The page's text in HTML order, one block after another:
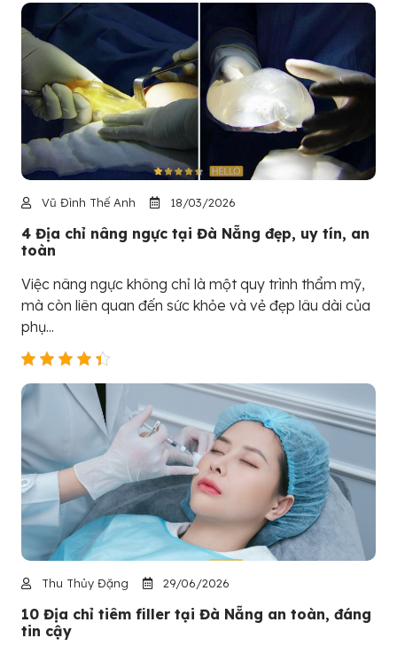
Vũ Đình Thế Anh 18/03/2026
4 Địa chỉ nâng ngực tại Đà Nẵng đẹp, uy tín, an
toàn
Việc nâng ngực không chỉ là một quy trình thẩm mỹ,
mà còn liên quan đến sức khỏe và vẻ đẹp lâu dài của
phụ...
Thu Thủy Đặng 29/06/2026
10 Địa chỉ tiêm filler tại Đà Nẵng an toàn, đáng
tin cậy